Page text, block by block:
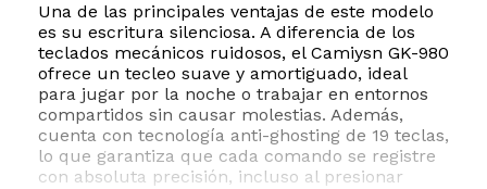
Una de las principales ventajas de este modelo
es su escritura silenciosa. A diferencia de los
teclados mecánicos ruidosos, el Camiysn GK-980
ofrece un tecleo suave y amortiguado, ideal
para jugar por la noche o trabajar en entornos
compartidos sin causar molestias. Además,
cuenta con tecnología anti-ghosting de 19 teclas,
lo que garantiza que cada comando se registre
con absoluta precisión, incluso al presionar